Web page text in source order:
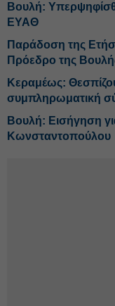
Βουλή:
ΕΥΑΘ
Παράδοση της
Πρόεδρο της
Κεραμέως:
συμπληρωματική
Βουλή: Εισήγηση
Κωνσταντοπούλου